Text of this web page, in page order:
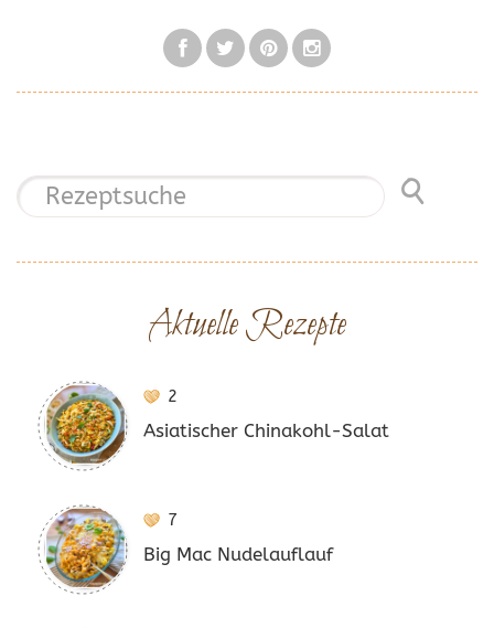
Aktuelle Rezepte
2
Asiatischer Chinakohl-Salat
7
Big Mac Nudelauflauf